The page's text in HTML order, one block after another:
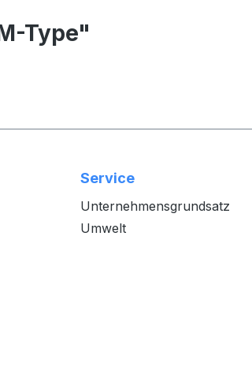
Type"
Service
Unternehmensgrundsatz
Umwelt